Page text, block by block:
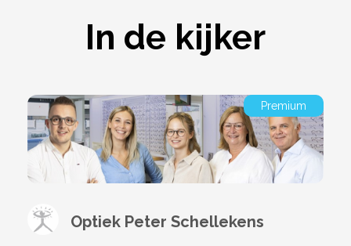
In de kijker
Premium
Optiek Peter Schellekens